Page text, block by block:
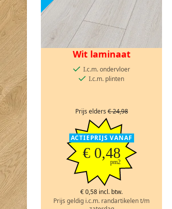
Wit laminaat
I.c.m. ondervloer
I.c.m. plinten
Prijs elders€ 24,98
ACTIEPRIJS VANAF
€ 0,48
pm2
€ 0,58 incl. btw.
Prijs geldig i.c.m. randartikelen t/m